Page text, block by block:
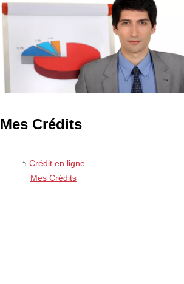
Mes Crédits
Crédit en ligne
Mes Crédits